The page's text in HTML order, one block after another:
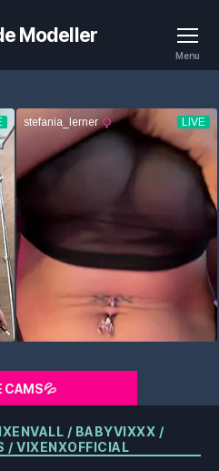
Modeller
Menu
CAMS💦
Kategorier/ BABYVIXXX /
/ VIXENXOFFICIAL